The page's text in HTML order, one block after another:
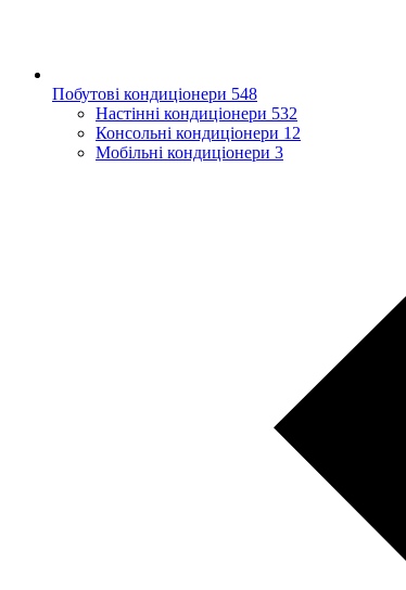
Побутові кондиціонери 548
Настінні кондиціонери 532
Консольні кондиціонери 12
Мобільні кондиціонери 3